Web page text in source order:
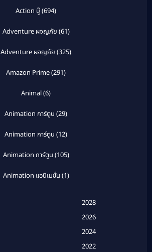
Action บู๊(694)
Adventure ผจญภัย (61)
Adventure ผจญภัย (325)
Amazon Prime(291)
Animal(6)
Animation การ์ตูน (29)
Animation การ์ตูน (12)
Animation การ์ตูน (105)
Animation แอนิเมชั่น (1)
2028
2026
2024
2022